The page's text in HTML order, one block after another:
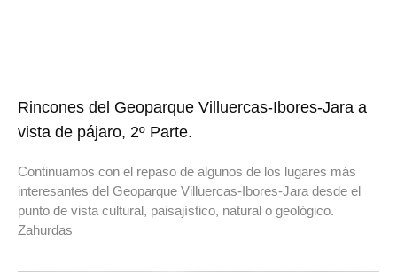
Rincones del Geoparque Villuercas-Ibores-Jara a
vista de pájaro, 2º Parte.
Continuamos con el repaso de algunos de los lugares más
interesantes del Geoparque Villuercas-Ibores-Jara desde el
punto de vista cultural, paisajístico, natural o geológico.
Zahurdas